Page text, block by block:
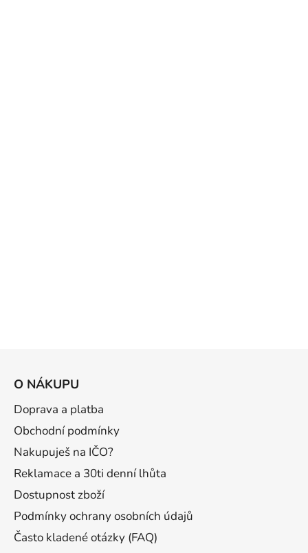
O NÁKUPU
Doprava a platba
Obchodní podmínky
Nakupuješ na IČO?
Reklamace a 30ti denní lhůta
Dostupnost zboží
Podmínky ochrany osobních údajů
Často kladené otázky (FAQ)